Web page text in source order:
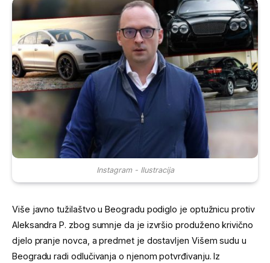
Instagram - Ilustracija
Više javno tužilaštvo u Beogradu podiglo je optužnicu protiv
Aleksandra P. zbog sumnje da je izvršio produženo krivično
djelo pranje novca, a predmet je dostavljen Višem sudu u
Beogradu radi odlučivanja o njenom potvrđivanju. Iz